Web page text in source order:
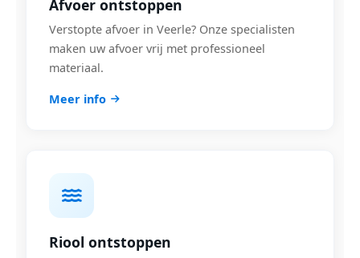
Afvoer ontstoppen
Verstopte afvoer in Veerle? Onze specialisten
maken uw afvoer vrij met professioneel
materiaal.
Meer info
Riool ontstoppen